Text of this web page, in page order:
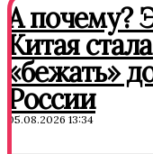
А почему?
Китая
«бежать»
России
05.08.2026 13:34